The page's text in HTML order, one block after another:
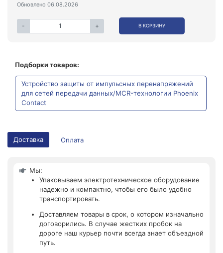
Обновлено 06.08.2026
- + В КОРЗИНУ
Подборки товаров:
Устройство защиты от импульсных перенапряжений
для сетей передачи данных/MCR-технологии Phoenix
Contact
Доставка Оплата
Мы:
Упаковываем электротехническое оборудование
надежно и компактно, чтобы его было удобно
транспортировать.
Доставляем товары в срок, о котором изначально
договорились. В случае жестких пробок на
дороге наш курьер почти всегда знает объездной
путь.